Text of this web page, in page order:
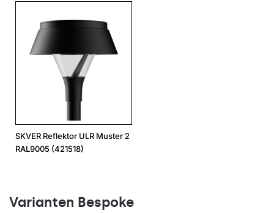
SKVER Reflektor ULR Muster 2
RAL9005 (421518)
Varianten Bespoke